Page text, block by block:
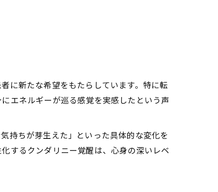
に新たな希望をもたらしています。特に転
エネルギーが巡る感覚を実感したという声
持ちが芽生えた」といった具体的な変化を
するクンダリニー覚醒は、心身の深いレベ